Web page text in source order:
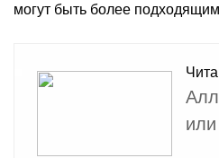
могут быть более